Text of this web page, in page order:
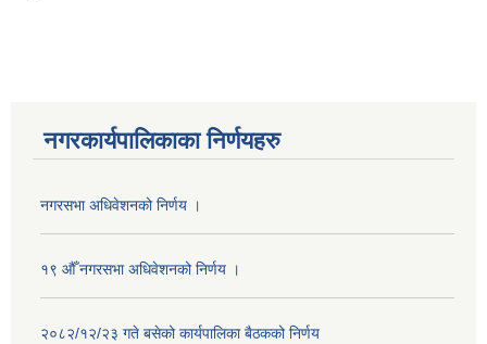
नगरकार्यपालिकाका निर्णयहरु
नगरसभा अधिवेशनको निर्णय ।
१९ औँ नगरसभा अधिवेशनको निर्णय ।
२०८२/१२/२३ गते बसेको कार्यपालिका बैठकको निर्णय